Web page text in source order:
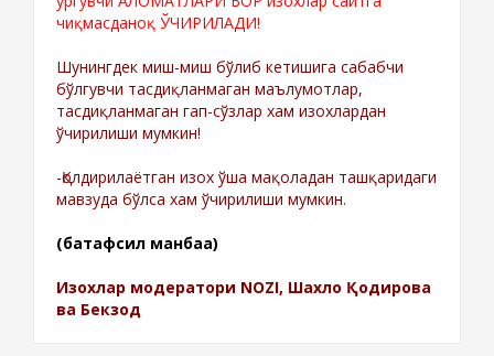
чиқмасданоқ ЎЧИРИЛАДИ!
Шунингдек миш-миш бўлиб кетишига сабабчи
бўлгувчи тасдиқланмаган маълумотлар,
тасдиқланмаган гап-сўзлар хам изохлардан
ўчирилиши мумкин!
-Қолдирилаётган изох ўша мақоладан ташқаридаги
мавзуда бўлса хам ўчирилиши мумкин.
(батафсил манбаа)
Изохлар модератори NOZI, Шахло Қодирова
ва Бекзод